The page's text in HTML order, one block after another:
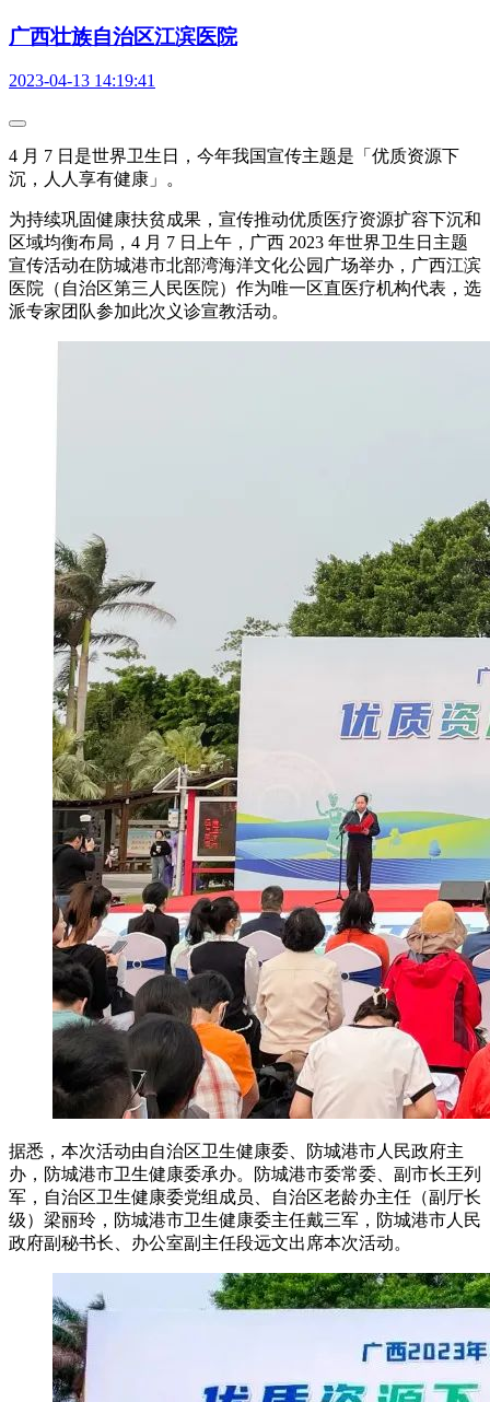
广西壮族自治区江滨医院
2023-04-13 14:19:41
4 月 7 日是世界卫生日，今年我国宣传主题是「优质资源下
沉，人人享有健康」。
为持续巩固健康扶贫成果，宣传推动优质医疗资源扩容下沉和
区域均衡布局，4 月 7 日上午，广西 2023 年世界卫生日主题
宣传活动在防城港市北部湾海洋文化公园广场举办，广西江滨
医院（自治区第三人民医院）作为唯一区直医疗机构代表，选
派专家团队参加此次义诊宣教活动。
据悉，本次活动由自治区卫生健康委、防城港市人民政府主
办，防城港市卫生健康委承办。防城港市委常委、副市长王列
军，自治区卫生健康委党组成员、自治区老龄办主任（副厅长
级）梁丽玲，防城港市卫生健康委主任戴三军，防城港市人民
政府副秘书长、办公室副主任段远文出席本次活动。